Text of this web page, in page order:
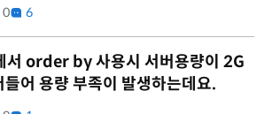
0 6
order by 사용시 서버용량이 2G
들어 용량 부족이 발생하는데요.